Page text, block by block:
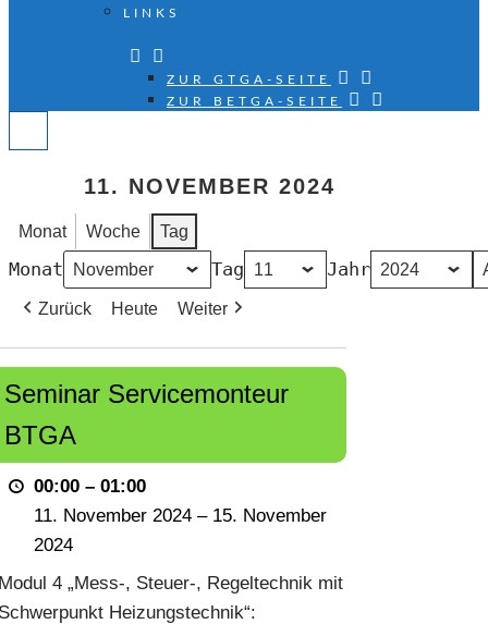
LINKS
ZUR GTGA-SEITE
ZUR BETGA-SEITE
11. NOVEMBER 2024
Monat Woche Tag
Monat Tag Jahr
Zurück Heute Weiter
Seminar Servicemonteur
BTGA
00:00 –01:00
11. November 2024 – 15. November
2024
4 „Mess-, Steuer-, Regeltechnik mit
Heizungstechnik“: